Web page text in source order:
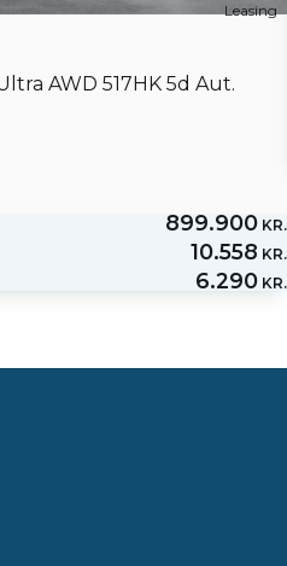
Leasing
AWD 517HK 5d Aut.
899.900 KR.
10.558 KR.
6.290 KR.